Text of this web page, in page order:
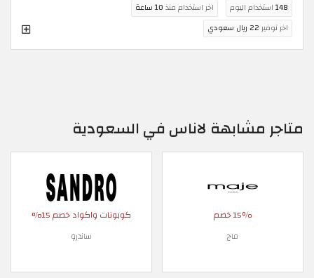
148 استخدام اليوم اخر استخدام منذ 10 ساعة
اخر توفير 22 ريال سعودي
متاجر مشابهة لاناس في السعودية
15٪ خصم
ماج
كوبونات واكواد خصم 15%
ساندرو